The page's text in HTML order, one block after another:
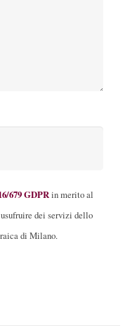
679 GDPRin merito al
dei servizi dello
di Milano.